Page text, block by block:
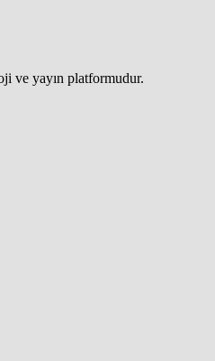
ve yayın platformudur.